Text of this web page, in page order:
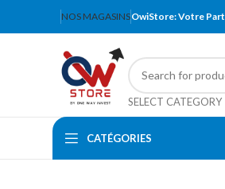
NOS MAGASINSOwiStore: Votre
SELECT CATEGORY
CATÉGORIES